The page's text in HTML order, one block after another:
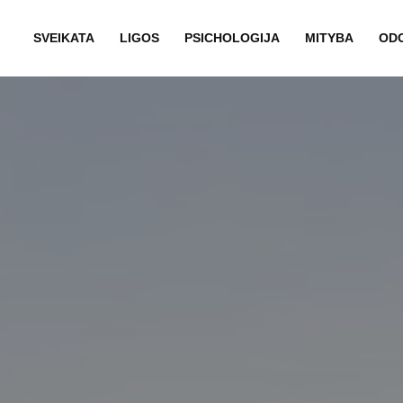
SVEIKATA LIGOS PSICHOLOGIJA MITYBA